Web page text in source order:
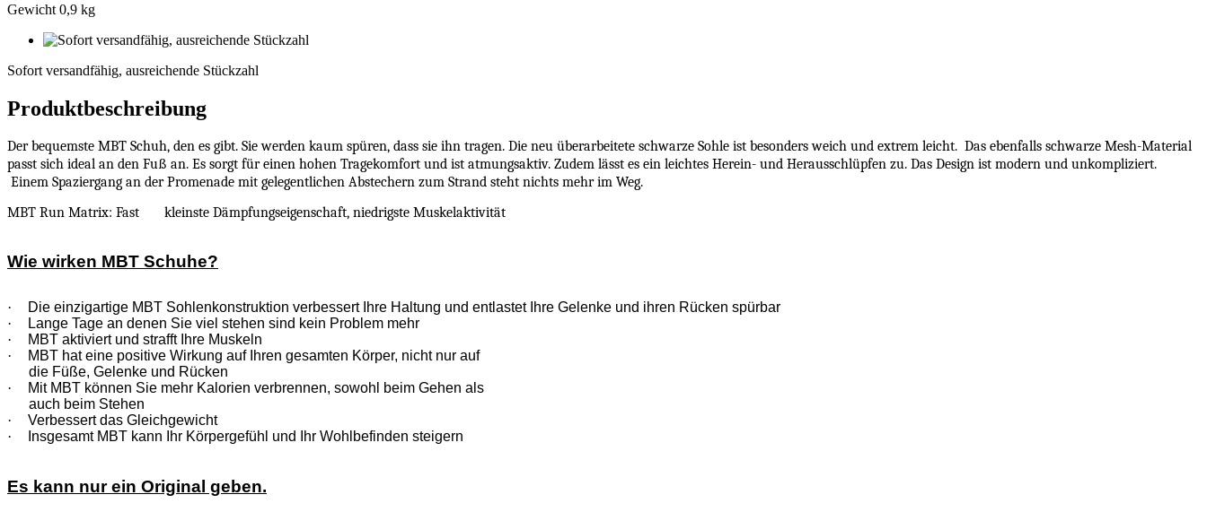
Gewicht 0,9 kg
Sofort versandfähig, ausreichende Stückzahl
Produktbeschreibung
Der bequemste MBT Schuh, den es gibt. Sie werden kaum spüren, dass sie ihn tragen. Die neu überarbeitete schwarze Sohle ist besonders weich und extrem leicht. Das ebenfalls schwarze Mesh-Material
passt sich ideal an den Fuß an. Es sorgt für einen hohen Tragekomfort und ist atmungsaktiv. Zudem lässt es ein leichtes Herein- und Herausschlüpfen zu. Das Design ist modern und unkompliziert.
Einem Spaziergang an der Promenade mit gelegentlichen Abstechern zum Strand steht nichts mehr im Weg.
MBT Run Matrix: Fast
kleinste Dämpfungseigenschaft, niedrigste Muskelaktivität
Wie wirken MBT Schuhe?
·
Die einzigartige MBT Sohlenkonstruktion verbessert Ihre Haltung und entlastet Ihre Gelenke und ihren Rücken spürbar
·
Lange Tage an denen Sie viel stehen sind kein Problem mehr
·
MBT aktiviert und strafft Ihre Muskeln
·
MBT hat eine positive Wirkung auf Ihren gesamten Körper, nicht nur auf
die Füße, Gelenke und Rücken
·
Mit MBT können Sie mehr Kalorien verbrennen, sowohl beim Gehen als
auch beim Stehen
·
Verbessert das Gleichgewicht
·
Insgesamt MBT kann Ihr Körpergefühl und Ihr Wohlbefinden steigern
Es kann nur ein Original geben.